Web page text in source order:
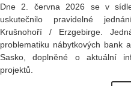
Dne 2. června 2026 se v
uskutečnilo pravidelné
Krušnohoří / Erzgebirge.
problematiku nábytkových bank
Sasko, doplněné o aktuální
projektů.